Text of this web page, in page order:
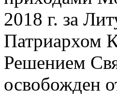
2018 г. за
Патриархом
Решением
освобожден